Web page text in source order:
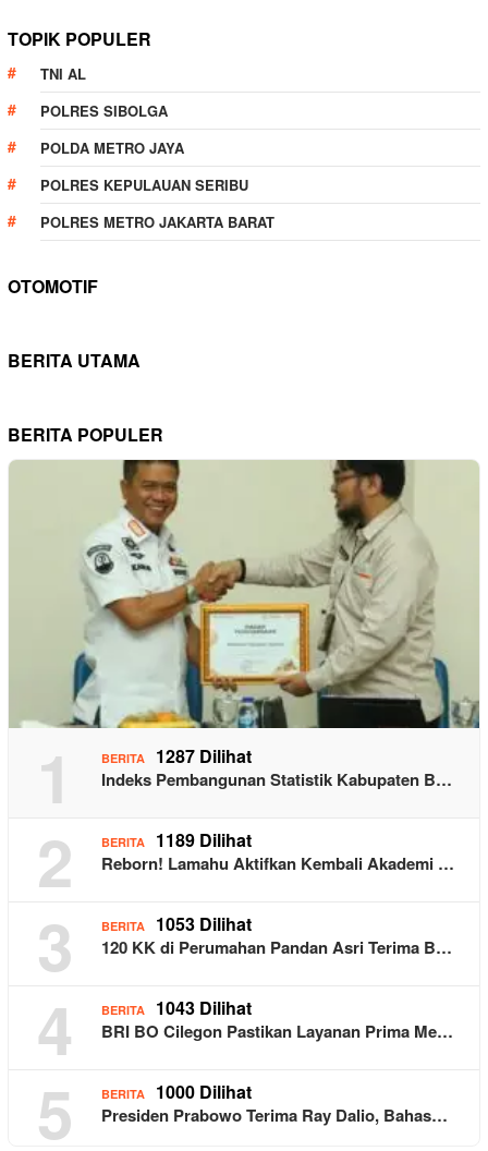
TOPIK POPULER
TNI AL
POLRES SIBOLGA
POLDA METRO JAYA
POLRES KEPULAUAN SERIBU
POLRES METRO JAKARTA BARAT
OTOMOTIF
BERITA UTAMA
BERITA POPULER
1 BERITA 1287 Dilihat
Indeks Pembangunan Statistik Kabupaten B…
2 BERITA 1189 Dilihat
Reborn! Lamahu Aktifkan Kembali Akademi …
3 BERITA 1053 Dilihat
120 KK di Perumahan Pandan Asri Terima B…
4 BERITA 1043 Dilihat
BRI BO Cilegon Pastikan Layanan Prima Me…
5 BERITA 1000 Dilihat
Presiden Prabowo Terima Ray Dalio, Bahas…